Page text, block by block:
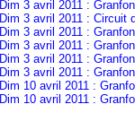
Dim 3 avril 2011 :
Dim 3 avril 2011 : Circuit
Dim 3 avril 2011 :
Dim 3 avril 2011 :
Dim 3 avril 2011 :
Dim 3 avril 2011 :
Dim 10 avril 2011 :
Dim 10 avril 2011 :